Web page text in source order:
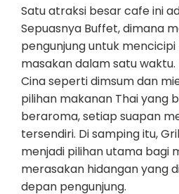
Satu atraksi besar cafe ini
Sepuasnya Buffet, dimana
pengunjung untuk
masakan dalam satu
Cina seperti dimsum dan
pilihan makanan Thai yang
beraroma, setiap suapan
tersendiri. Di samping itu,
menjadi pilihan utama bagi
merasakan hidangan yang
depan pengunjung.